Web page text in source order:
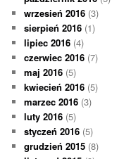
wrzesień 2016 (3)
sierpień 2016 (1)
lipiec 2016 (4)
czerwiec 2016 (7)
maj 2016 (5)
kwiecień 2016 (5)
marzec 2016 (3)
luty 2016 (5)
styczeń 2016 (5)
grudzień 2015 (8)